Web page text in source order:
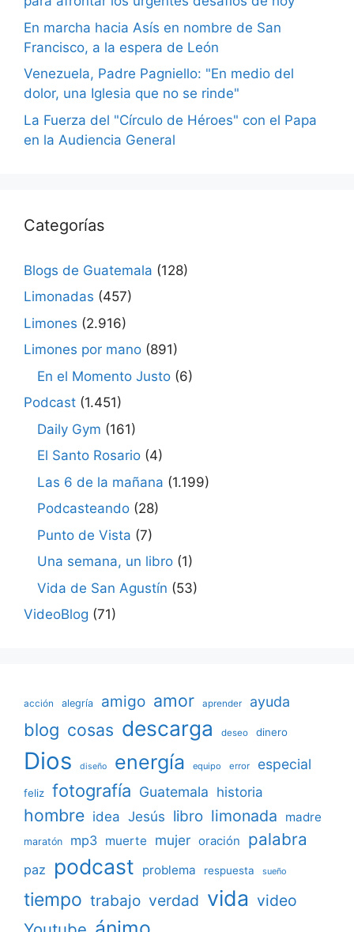
En marcha hacia Asís en nombre de San
Francisco, a la espera de León
Venezuela, Padre Pagniello: "En medio del
dolor, una Iglesia que no se rinde"
La Fuerza del "Círculo de Héroes" con el Papa
en la Audiencia General
Categorías
Blogs de Guatemala (128)
Limonadas (457)
Limones (2.916)
Limones por mano (891)
En el Momento Justo (6)
Podcast (1.451)
Daily Gym (161)
El Santo Rosario (4)
Las 6 de la mañana (1.199)
Podcasteando (28)
Punto de Vista (7)
Una semana, un libro (1)
Vida de San Agustín (53)
VideoBlog (71)
acción alegría amigo amor aprender ayuda
blog cosas descarga deseo dinero
Dios diseño energía equipo error especial
feliz fotografía Guatemala historia
hombre idea Jesús libro limonada madre
maratón mp3 muerte mujer oración palabra
paz podcast problema respuesta sueño
tiempo trabajo verdad vida video